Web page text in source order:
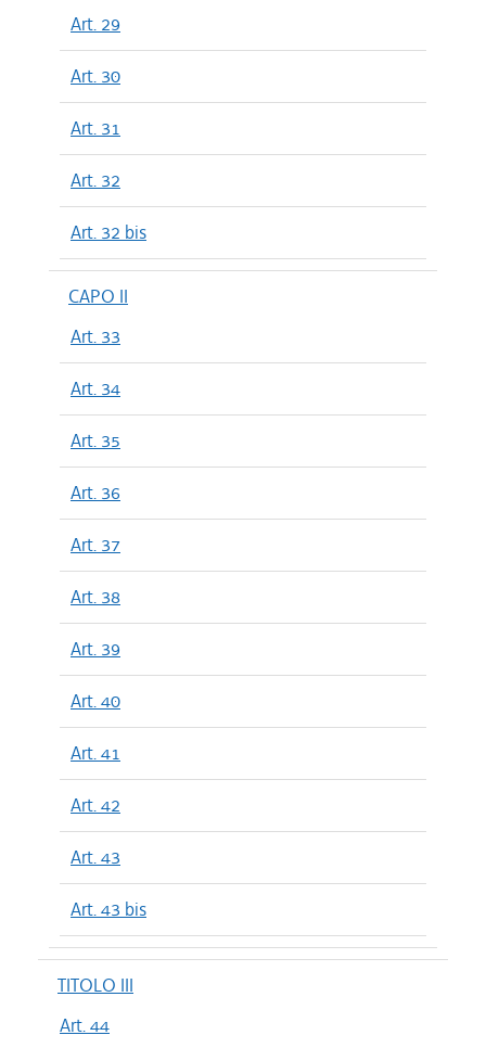
Art. 29
Art. 30
Art. 31
Art. 32
Art. 32 bis
CAPO II
Art. 33
Art. 34
Art. 35
Art. 36
Art. 37
Art. 38
Art. 39
Art. 40
Art. 41
Art. 42
Art. 43
Art. 43 bis
TITOLO III
Art. 44